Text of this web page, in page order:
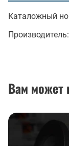
Каталожный
Производитель:
Вам может